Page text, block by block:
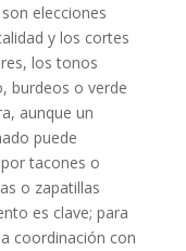
elecciones
y los cortes
los tonos
burdeos o verde
aunque un
puede
tacones o
o zapatillas
es clave; para
coordinación con